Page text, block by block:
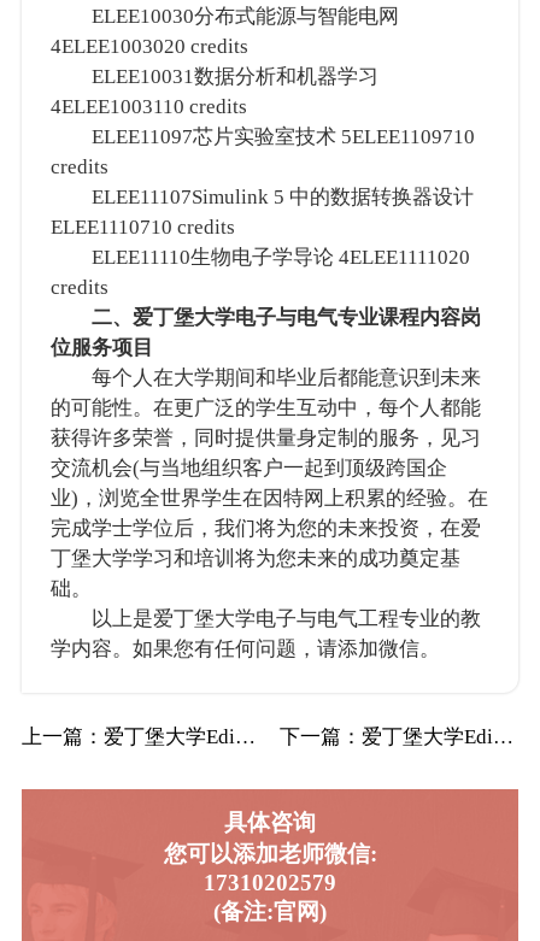
ELEE10030分布式能源与智能电网
4ELEE1003020 credits
ELEE10031数据分析和机器学习
4ELEE1003110 credits
ELEE11097芯片实验室技术 5ELEE1109710
credits
ELEE11107Simulink 5 中的数据转换器设计
ELEE1110710 credits
ELEE11110生物电子学导论 4ELEE1111020
credits
二、爱丁堡大学电子与电气专业课程内容岗
位服务项目
每个人在大学期间和毕业后都能意识到未来
的可能性。在更广泛的学生互动中，每个人都能
获得许多荣誉，同时提供量身定制的服务，见习
交流机会(与当地组织客户一起到顶级跨国企
业)，浏览全世界学生在因特网上积累的经验。在
完成学士学位后，我们将为您的未来投资，在爱
丁堡大学学习和培训将为您未来的成功奠定基
础。
以上是爱丁堡大学电子与电气工程专业的教
学内容。如果您有任何问题，请添加微信。
上一篇 ：爱丁堡大学Edin爱大电子与电气工程辅导… 下一篇 ：爱丁堡大学Edin爱大商业与金融辅导补习…
具体咨询
您可以添加老师微信:
17310202579
(备注:官网)